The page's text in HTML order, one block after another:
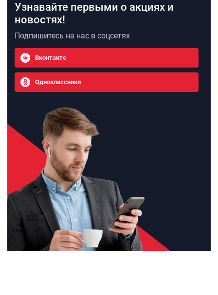
Узнавайте первыми о акциях и
новостях!
Подпишитесь на нас в соцсетях
Вконтакте
Одноклассники